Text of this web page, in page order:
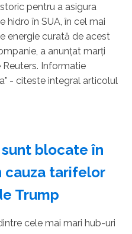
pentru a asigura
hidro în SUA, în cel mai
energie curată de acest
a anunţat marţi
Informatie
- citeste integral articolul
blocate în
cauza tarifelor
Trump
cele mai mari hub-uri